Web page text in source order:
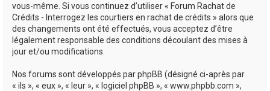
vous-même. Si vous continuez d’utiliser « Forum Rachat de
Crédits - Interrogez les courtiers en rachat de crédits » alors que
des changements ont été effectués, vous acceptez d’être
légalement responsable des conditions découlant des mises à
jour et/ou modifications.
Nos forums sont développés par phpBB (désigné ci-après par
« ils », « eux », « leur », « logiciel phpBB », « www.phpbb.com »,